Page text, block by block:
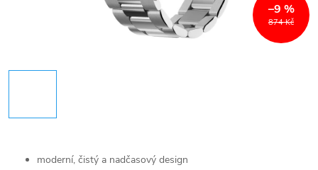
874 Kč
–9 %
moderní, čistý a nadčasový design